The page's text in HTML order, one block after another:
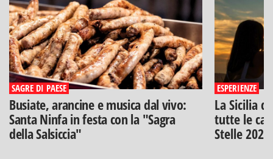
SAGRE DI PAESE
Busiate, arancine e musica dal vivo:
Santa Ninfa in festa con la "Sagra
della Salsiccia"
ESPERIENZE
La Sicilia
tutte le
Stelle